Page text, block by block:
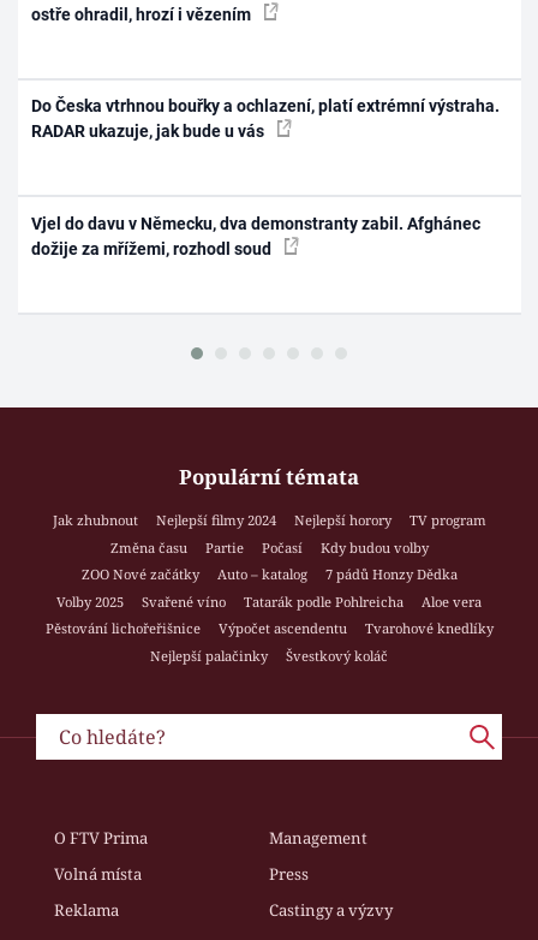
ostře ohradil, hrozí i vězením
Do Česka vtrhnou bouřky a ochlazení, platí extrémní výstraha.
RADAR ukazuje, jak bude u vás
Vjel do davu v Německu, dva demonstranty zabil. Afghánec
dožije za mřížemi, rozhodl soud
Populární témata
Jak zhubnout Nejlepší filmy 2024 Nejlepší horory
TV program
Změna času
Partie Počasí
Kdy budou volby
ZOO Nové začátky
Auto – katalog
7 pádů Honzy Dědka
Volby 2025
Svařené víno Tatarák podle Pohlreicha
Aloe vera
Pěstování lichořeřišnice
Výpočet ascendentu
Tvarohové knedlíky
Nejlepší palačinky
Švestkový koláč
O FTV Prima
Management
Volná místa
Press
Reklama
Castingy a výzvy